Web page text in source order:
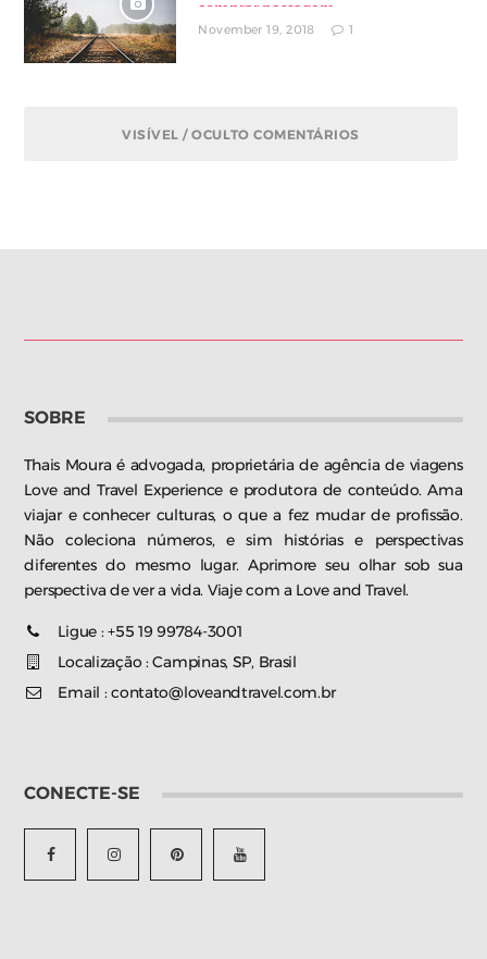
comprar passagem
November 19, 2018 1
VISÍVEL / OCULTO COMENTÁRIOS
SOBRE
Thais Moura é advogada, proprietária de agência de viagens
Love and Travel Experience e produtora de conteúdo. Ama
viajar e conhecer culturas, o que a fez mudar de profissão.
Não coleciona números, e sim histórias e perspectivas
diferentes do mesmo lugar. Aprimore seu olhar sob sua
perspectiva de ver a vida. Viaje com a Love and Travel.
Ligue : +55 19 99784-3001
Localização : Campinas, SP, Brasil
Email : contato@loveandtravel.com.br
CONECTE-SE